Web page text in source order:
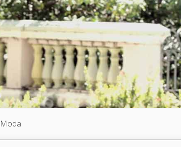
Moda